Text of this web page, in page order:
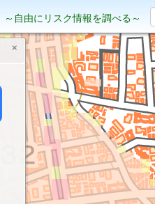
～自由にリスク情報を調べる～
×